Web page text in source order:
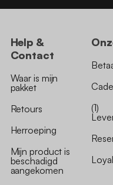
Help &
Contact
Waar is mijn
pakket
Retours
Herroeping
Mijn product is
beschadigd
aangekomen
(1)